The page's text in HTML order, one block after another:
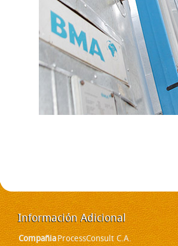
InformaciónAdicional
CompañiaProcessConsult C.A.